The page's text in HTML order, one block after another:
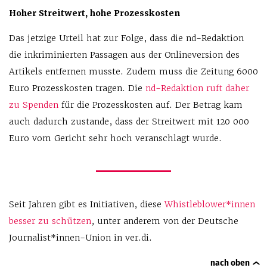
Hoher Streitwert, hohe Prozesskosten
Das jetzige Urteil hat zur Folge, dass die nd-Redaktion
die inkriminierten Passagen aus der Onlineversion des
Artikels entfernen musste. Zudem muss die Zeitung 6000
Euro Prozesskosten tragen. Die nd-Redaktion ruft daher
zu Spenden für die Prozesskosten auf. Der Betrag kam
auch dadurch zustande, dass der Streitwert mit 120 000
Euro vom Gericht sehr hoch veranschlagt wurde.
Seit Jahren gibt es Initiativen, dieseWhistleblower*innen
besser zu schützen, unter anderem von der Deutsche
Journalist*innen-Union in ver.di.
nach oben